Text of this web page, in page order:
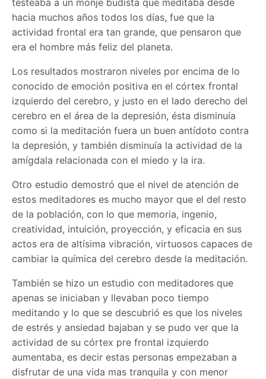
hacia muchos años todos los días, fue que la
actividad frontal era tan grande, que pensaron que
era el hombre más feliz del planeta.
Los resultados mostraron niveles por encima de lo
conocido de emoción positiva en el córtex frontal
izquierdo del cerebro, y justo en el lado derecho del
cerebro en el área de la depresión, ésta disminuía
como si la meditación fuera un buen antídoto contra
la depresión, y también disminuía la actividad de la
amígdala relacionada con el miedo y la ira.
Otro estudio demostró que el nivel de atención de
estos meditadores es mucho mayor que el del resto
de la población, con lo que memoria, ingenio,
creatividad, intuición, proyección, y eficacia en sus
actos era de altísima vibración, virtuosos capaces de
cambiar la química del cerebro desde la meditación.
También se hizo un estudio con meditadores que
apenas se iniciaban y llevaban poco tiempo
meditando y lo que se descubrió es que los niveles
de estrés y ansiedad bajaban y se pudo ver que la
actividad de su córtex pre frontal izquierdo
aumentaba, es decir estas personas empezaban a
disfrutar de una vida mas tranquila y con menor